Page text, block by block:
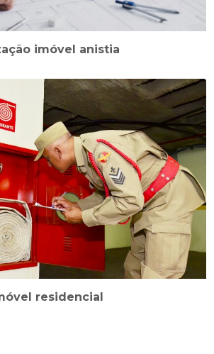
imóvel anistia
residencial